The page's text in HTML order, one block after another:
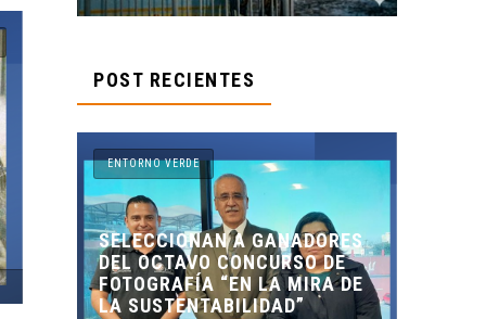
POST RECIENTES
GANADORES
DE
LA MIRA DE
ENTORNO VERDE
ENTORNO VERDE Y ANIMALIA
PRESENTES EN EL DÍA DE LOS
MUERTOS FCC, UANL.